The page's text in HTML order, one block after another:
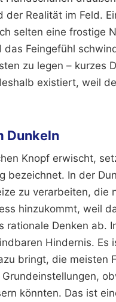
Realität im Feld.
selten eine frostige
Feingefühl
zu legen – kurzes
existiert, weil
Dunkeln
Knopf erwischt,
bezeichnet. In der
zu verarbeiten, die
hinzukommt, weil
Denken ab.
Hindernis. Es
bringt, die meisten
könnten. Das ist